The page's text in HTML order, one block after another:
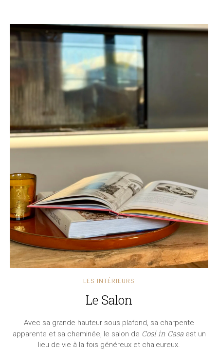
LES INTÉRIEURS
Le Salon
Avec sa grande hauteur sous plafond, sa charpente
apparente et sa cheminée, le salon de Cosi in Casaest un
lieu de vie à la fois généreux et chaleureux.